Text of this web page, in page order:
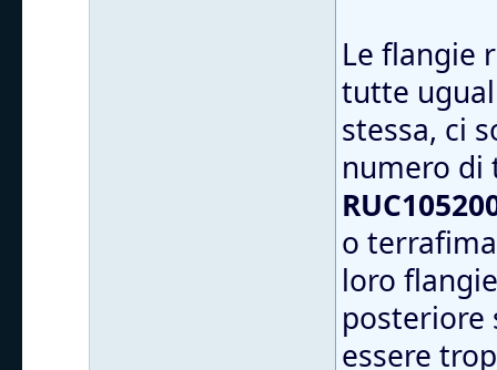
Le flangie
tutte
stessa, ci
numero
o
loro
posteriore
essere